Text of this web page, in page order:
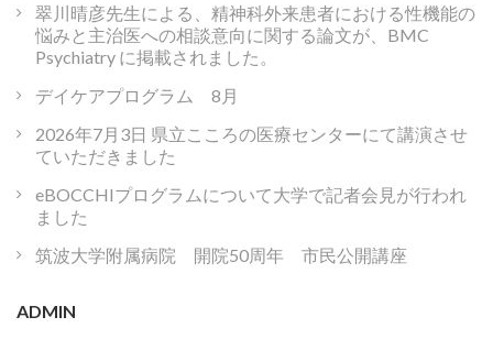
翠川晴彦先生による、精神科外来患者における性機能の
悩みと主治医への相談意向に関する論文が、BMC
Psychiatry に掲載されました。
デイケアプログラム 8月
2026年7月3日 県立こころの医療センターにて講演させ
ていただきました
eBOCCHIプログラムについて大学で記者会見が行われ
ました
筑波大学附属病院 開院50周年 市民公開講座
ADMIN